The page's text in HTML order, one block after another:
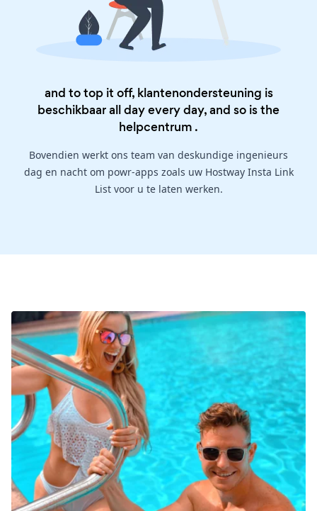
and to top it off, klantenondersteuning is
beschikbaar all day every day, and so is the
helpcentrum .
Bovendien werkt ons team van deskundige ingenieurs
dag en nacht om powr-apps zoals uw Hostway Insta Link
List voor u te laten werken.